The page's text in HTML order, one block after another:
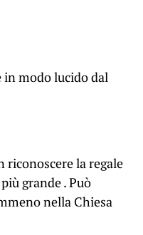
modo lucido dal
riconoscere la regale
grande . Può
nella Chiesa